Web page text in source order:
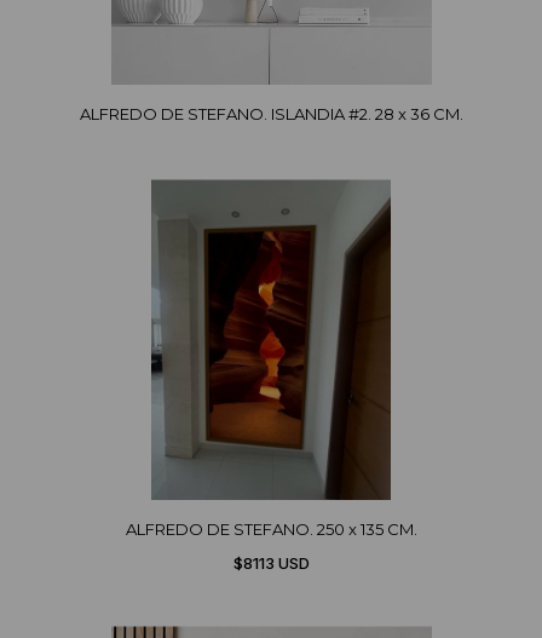
ALFREDO DE STEFANO. ISLANDIA #2. 28 x 36 CM.
ALFREDO DE STEFANO. 250 x 135 CM.
$8113 USD